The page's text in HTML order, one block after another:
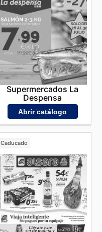
Supermercados La
Despensa
Abrir catálogo
Caducado